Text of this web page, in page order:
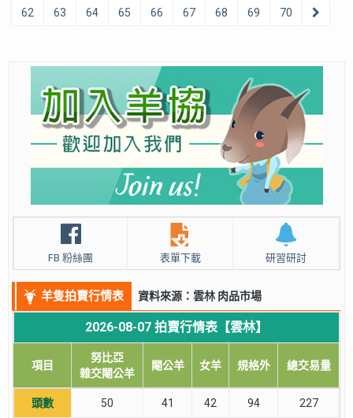
62 63 64 65 66 67 68 69 70
FB 粉絲團 表單下載 研習研討
羊隻拍賣行情表 資料來源：雲林 肉品市場
2026-08-07 拍賣行情表【雲林】
項目
努比亞
雜交閹公羊
閹公羊 女羊 規格外 總交易量
頭數 50 41 42 94 227